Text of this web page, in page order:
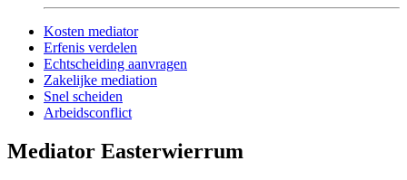
Kosten mediator
Erfenis verdelen
Echtscheiding aanvragen
Zakelijke mediation
Snel scheiden
Arbeidsconflict
Mediator Easterwierrum